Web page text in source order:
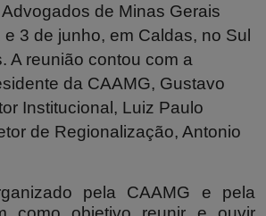
de Minas Gerais
3 de junho, em Caldas, no Sul
A reunião contou com a
da CAAMG, Gustavo
Institucional, Luiz Paulo
de Regionalização, Antonio
pela CAAMG e pela